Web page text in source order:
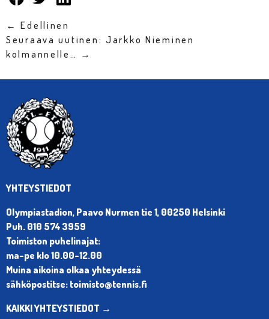
← Edellinen
Seuraava uutinen: Jarkko Nieminen
kolmannelle… →
YHTEYSTIEDOT
Olympiastadion, Paavo Nurmen tie 1, 00250 Helsinki
Puh. 010 574 3959
Toimiston puhelinajat:
ma-pe klo 10.00-12.00
Muina aikoina olkaa yhteydessä
sähköpostitse: toimisto@tennis.fi
KAIKKI YHTEYSTIEDOT →